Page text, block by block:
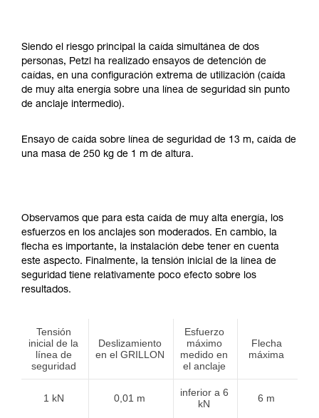
Siendo el riesgo principal la caída simultánea de dos
personas, Petzl ha realizado ensayos de detención de
caídas, en una configuración extrema de utilización (caída
de muy alta energía sobre una línea de seguridad sin punto
de anclaje intermedio).
Ensayo de caída sobre línea de seguridad de 13 m, caída de
una masa de 250 kg de 1 m de altura.
Observamos que para esta caída de muy alta energía, los
esfuerzos en los anclajes son moderados. En cambio, la
flecha es importante, la instalación debe tener en cuenta
este aspecto. Finalmente, la tensión inicial de la línea de
seguridad tiene relativamente poco efecto sobre los
resultados.
Tensión
inicial de la
línea de
seguridad
Deslizamiento
en el GRILLON
Esfuerzo
máximo
medido en
el anclaje
Flecha
máxima
1 kN 0,01 m
inferior a 6
kN
6 m